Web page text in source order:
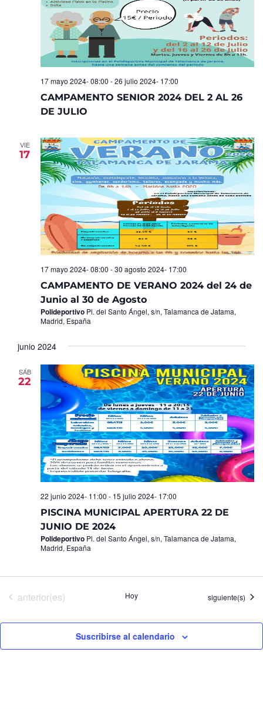
CAMPAMENTO SENIOR 2024 DEL 2 AL 26
DE JULIO
17 mayo 2024- 08:00 -26 julio 2024- 17:00
VIE
17
CAMPAMENTO DE VERANO 2024 del 24 de
Junio al 30 de Agosto
17 mayo 2024- 08:00 -30 agosto 2024- 17:00
Polideportivo Pl. del Santo Ángel, s/n, Talamanca de Jatama,
Madrid, España
junio 2024
SÁB
22
PISCINA MUNICIPAL APERTURA 22 DE
JUNIO DE 2024
22 junio 2024- 11:00 - 15 julio 2024- 17:00
Polideportivo Pl. del Santo Ángel, s/n, Talamanca de Jatama,
Madrid, España
Eventos
anterior(es) Hoy Eventos
siguiente(s)
Suscribirse al calendario